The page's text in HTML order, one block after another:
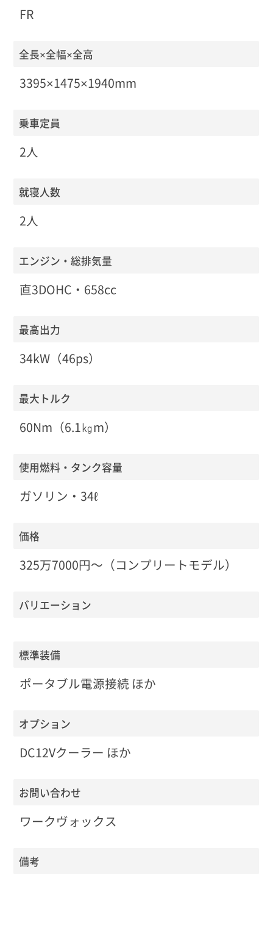
FR
全長×全幅×全高
3395×1475×1940mm
乗車定員
2人
就寝人数
2人
エンジン・総排気量
直3DOHC・658cc
最高出力
34kW（46ps）
最大トルク
60Nm（6.1㎏m）
使用燃料・タンク容量
ガソリン・34ℓ
価格
325万7000円〜（コンプリートモデル）
バリエーション
標準装備
ポータブル電源接続 ほか
オプション
DC12Vクーラー ほか
お問い合わせ
ワークヴォックス
備考